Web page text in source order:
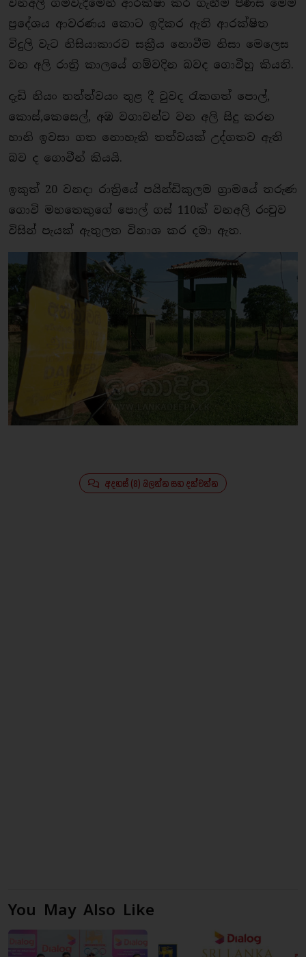
වනඅලි ගම්වැදීමෙන් ආරක්ෂා කර ගැනීම පිණිස මෙම
ප්‍රදේශය ආවරණය කොට ඉදිකර ඇති ආරක්ෂිත
විදුලි වැට නිසියාකාරව සක්‍රීය නොවීම නිසා මෙලෙස
වන අලි රාත්‍රි කාලයේ ගම්වදින බවද ගොවීහු කියති.
දැඩි නියං තත්ත්වයං තුළ දී වුවද රැකගත් පොල්,
කොස්,කෙසෙල්, අඹ වගාවන්ට වන අලි සිදු කරන
හානි ඉවසා ගත නොහැකි තත්වයක් උද්ගතව ඇති
බව ද ගොවීන් කියයි.
ඉකුත් 20 වනදා රාත්‍රියේ පයින්ඩිකුලම ග්‍රාමයේ තරුණ
ගොවි මහතෙකුගේ පොල් ගස් 110ක් වනඅලි රංචුව
විසින් පැයක් ඇතුලත විනාශ කර දමා ඇත.
අදහස් (8) බලන්න සහ දක්වන්න
You May Also Like